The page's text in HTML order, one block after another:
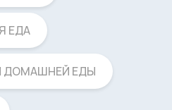
ЕДА
ДОМАШНЕЙ ЕДЫ